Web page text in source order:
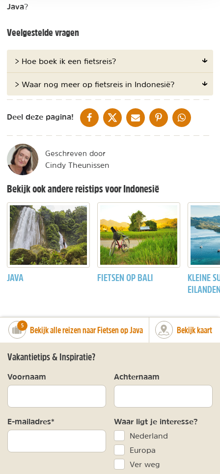
Java?
Veelgestelde vragen
> Hoe boek ik een fietsreis?
> Waar nog meer op fietsreis in Indonesië?
Deel deze pagina! DELEN OP FACEBOOK
DELEN OP XDELEN VIA DE MAIL
DELEN OP PINTEREST
DELEN OP
Geschreven door
Cindy Theunissen
Bekijk ook andere reistips voor Indonesië
JAVA FIETSEN OP BALI
KLEINE
number_of_trips:
5 Bekijk alle reizen naar Fietsen op Java Bekijk kaart
Vakantietips & Inspiratie?
Voornaam Achternaam
E-mailadres* Waar ligt je interesse?
Nederland
Europa
Ver weg